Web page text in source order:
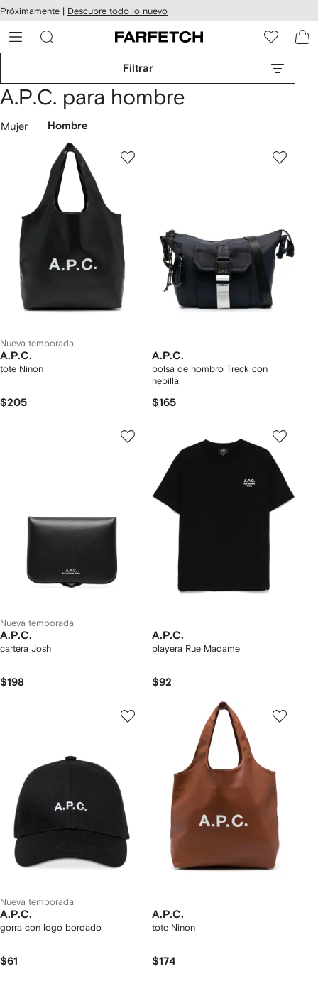
al
Próximamente | Descubre todo lo nuevo
Filtrar
A.P.C. para hombre
Mujer Hombre
Nueva temporada
A.P.C.
tote Ninon
$205
A.P.C.
bolsa de hombro Treck con
hebilla
$165
Nueva temporada
A.P.C.
cartera Josh
$198
A.P.C.
playera Rue Madame
$92
Nueva temporada
A.P.C.
gorra con logo bordado
$61
A.P.C.
tote Ninon
$174